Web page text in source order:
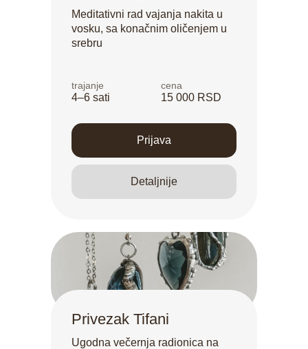
Meditativni rad vajanja nakita u
vosku, sa konačnim oličenjem u
srebru
4–6 sati
trajanje
15 000 RSD
cena
Prijava
Detaljnije
Privezak Tifani
Ugodna večernja radionica na